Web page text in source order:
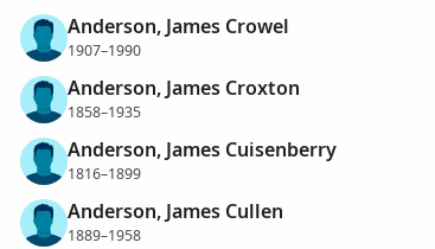
Anderson, James Crowel
1907–1990
Anderson, James Croxton
1858–1935
Anderson, James Cuisenberry
1816–1899
Anderson, James Cullen
1889–1958